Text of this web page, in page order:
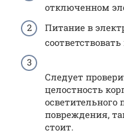
отключенном
Питание в
Следует
целостность
повреждения,
стоит.